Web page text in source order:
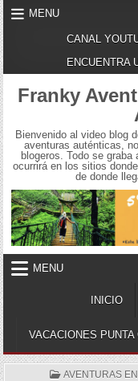
Skip
to
content
MENU
CANAL
ENCUENTRA
Franky
Bienvenido al video blog
aventuras auténticas,
blogeros. Todo se
ocurrirá en los sitios
de donde
MENU
INICIO
VACACIONES PUNTA
POSTED
AVENTURAS